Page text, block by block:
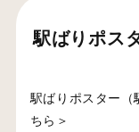
駅ばりポス
駅ばりポスター（
ちら＞